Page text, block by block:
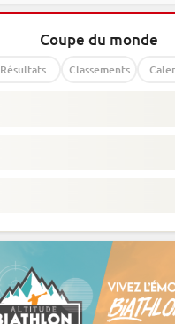
Coupe du monde
Résultats Classements